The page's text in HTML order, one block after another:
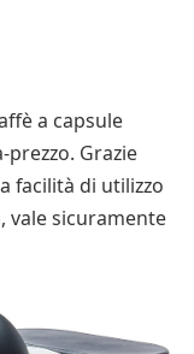
a capsule
Grazie
facilità di utilizzo
vale sicuramente